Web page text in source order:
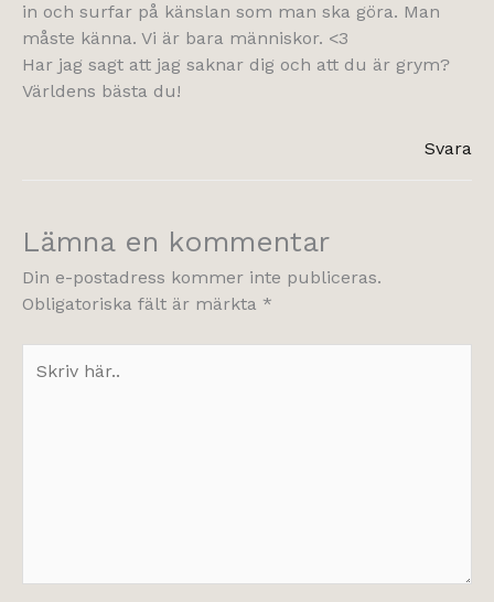
in och surfar på känslan som man ska göra. Man
måste känna. Vi är bara människor. <3
Har jag sagt att jag saknar dig och att du är grym?
Världens bästa du!
Svara
Lämna en kommentar
Din e-postadress kommer inte publiceras.
Obligatoriska fält är märkta *
här..